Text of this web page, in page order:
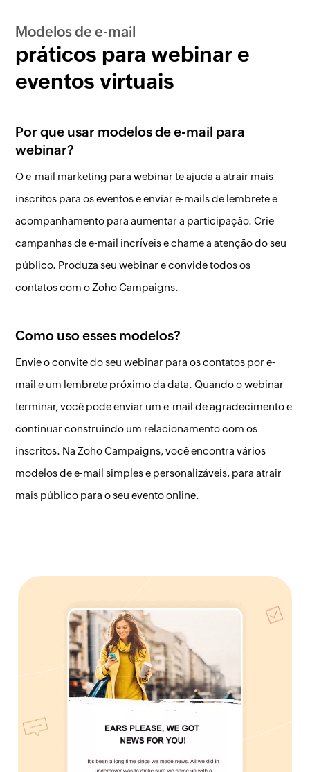
Modelos de e-mail
práticos para webinar e
eventos virtuais
Por que usar modelos de e-mail para
webinar?
O e-mail marketing para webinar te ajuda a atrair mais
inscritos para os eventos e enviar e-mails de lembrete e
acompanhamento para aumentar a participação. Crie
campanhas de e-mail incríveis e chame a atenção do seu
público. Produza seu webinar e convide todos os
contatos com o Zoho Campaigns.
Como uso esses modelos?
Envie o convite do seu webinar para os contatos por e-
mail e um lembrete próximo da data. Quando o webinar
terminar, você pode enviar um e-mail de agradecimento e
continuar construindo um relacionamento com os
inscritos. Na Zoho Campaigns, você encontra vários
modelos de e-mail simples e personalizáveis, para atrair
mais público para o seu evento online.